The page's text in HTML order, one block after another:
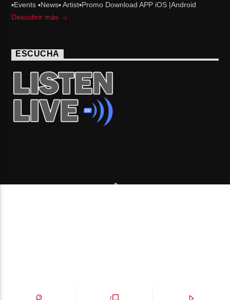
▪Events ▪News▪ Artist▪Promo Download APP iOS |Android
Descubrir más
ESCUCHA